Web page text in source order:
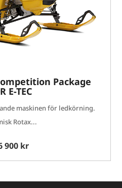
Package
E-TEC
maskinen för ledkörning.
Rotax...
900 kr